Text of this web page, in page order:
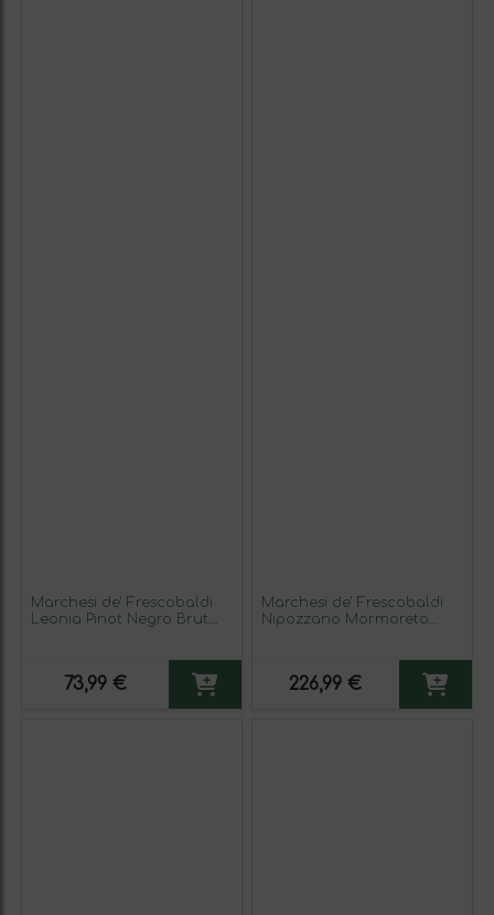
Marchesi de' Frescobaldi
Leonia Pinot Negro Brut
73,99 €
Marchesi de' Frescobaldi
Nipozzano Mormoreto
226,99 €